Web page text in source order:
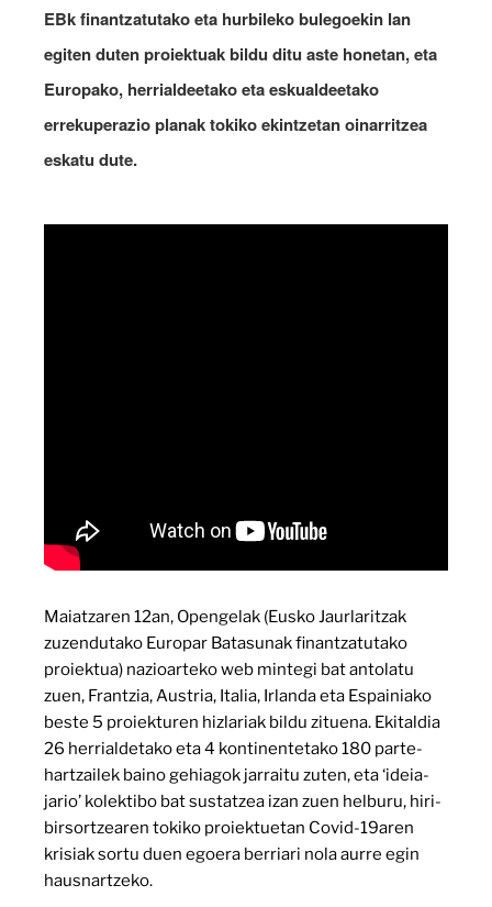
EBk finantzatutako eta hurbileko bulegoekin lan
egiten duten proiektuak bildu ditu aste honetan, eta
Europako, herrialdeetako eta eskualdeetako
errekuperazio planak tokiko ekintzetan oinarritzea
eskatu dute.
Maiatzaren 12an, Opengelak (Eusko Jaurlaritzak
zuzendutako Europar Batasunak finantzatutako
proiektua) nazioarteko web mintegi bat antolatu
zuen, Frantzia, Austria, Italia, Irlanda eta Espainiako
beste 5 proiekturen hizlariak bildu zituena. Ekitaldia
26 herrialdetako eta 4 kontinentetako 180 parte-
hartzailek baino gehiagok jarraitu zuten, eta ‘ideia-
jario’ kolektibo bat sustatzea izan zuen helburu, hiri-
birsortzearen tokiko proiektuetan Covid-19aren
krisiak sortu duen egoera berriari nola aurre egin
hausnartzeko.